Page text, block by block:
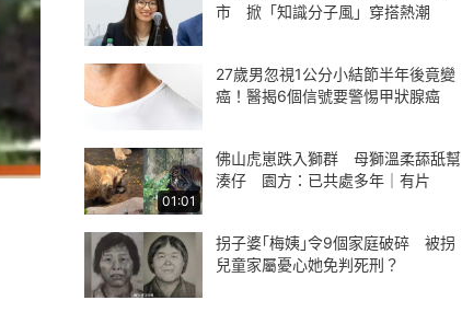
市 掀「知識分子風」穿搭熱潮
27歲男忽視1公分小結節半年後竟變
癌！醫揭6個信號要警惕甲狀腺癌
01:01
佛山虎崽跌入獅群 母獅溫柔舔舐幫
湊仔 園方：已共處多年｜有片
拐子婆｢梅姨｣令9個家庭破碎 被拐
兒童家屬憂心她免判死刑？